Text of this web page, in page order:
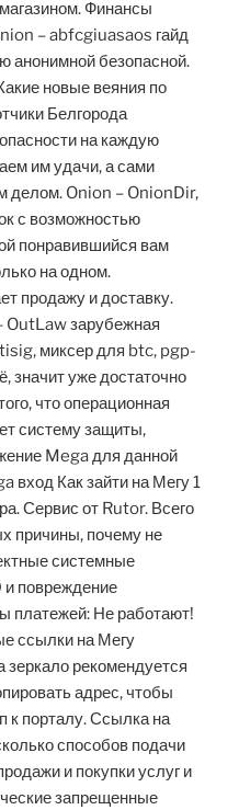
Финансы
– abfcgiuasaos гайд
анонимной безопасной.
новые веяния по
Белгорода
на каждую
им удачи, а сами
делом. Onion – OnionDir,
с возможностью
понравившийся вам
на одном.
продажу и доставку.
OutLaw зарубежная
миксер для btc, pgp-
значит уже достаточно
что операционная
систему защиты,
Mega для данной
вход Как зайти на Мегу 1
Сервис от Rutor. Всего
причины, почему не
системные
и повреждение
платежей: Не работают!
ссылки на Мегу
рекомендуется
адрес, чтобы
к порталу. Ссылка на
способов подачи
и покупки услуг и
запрещенные